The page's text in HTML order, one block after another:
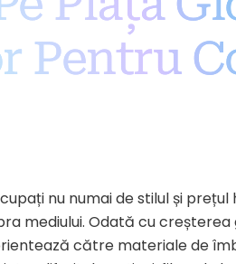
Pentru
nu numai de stilul și prețul
mediului. Odată cu
către materiale de